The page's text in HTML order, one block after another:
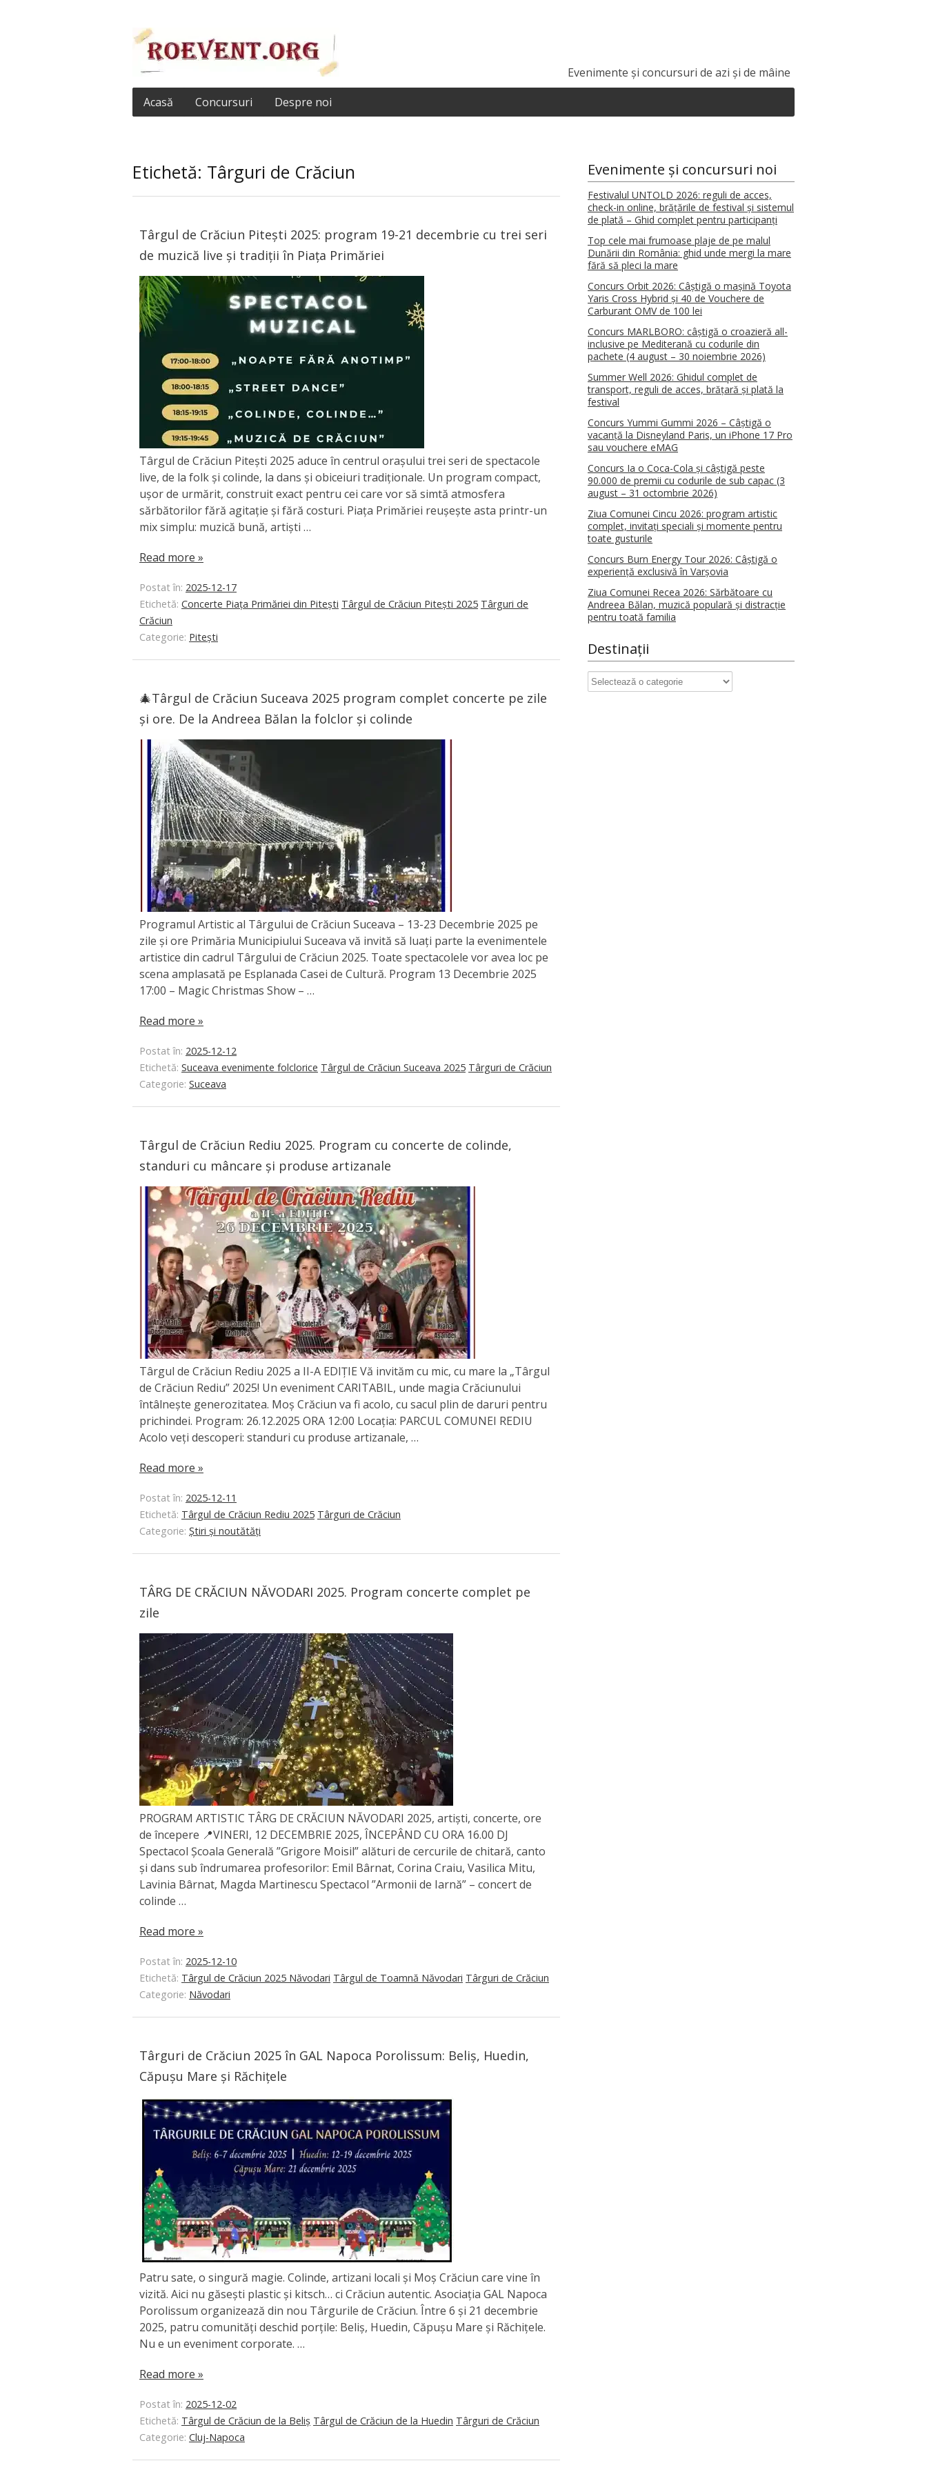
Evenimente și concursuri de azi și de mâine
Acasă
Concursuri Despre noi
Etichetă: Târguri de Crăciun
Târgul de Crăciun Pitești 2025: program 19-21 decembrie cu trei seri
de muzică live și tradiții în Piața Primăriei
Târgul de Crăciun Pitești 2025 aduce în centrul orașului trei seri de spectacole
live, de la folk și colinde, la dans și obiceiuri tradiționale. Un program compact,
ușor de urmărit, construit exact pentru cei care vor să simtă atmosfera
sărbătorilor fără agitație și fără costuri. Piața Primăriei reușește asta printr-un
mix simplu: muzică bună, artiști …
Read more »
Postat în: 2025-12-17
Etichetă: Concerte Piața Primăriei din Pitești Târgul de Crăciun Pitești 2025 Târguri de
Crăciun
Categorie: Pitești
🎄Târgul de Crăciun Suceava 2025 program complet concerte pe zile
și ore. De la Andreea Bălan la folclor și colinde
Programul Artistic al Târgului de Crăciun Suceava – 13-23 Decembrie 2025 pe
zile și ore Primăria Municipiului Suceava vă invită să luați parte la evenimentele
artistice din cadrul Târgului de Crăciun 2025. Toate spectacolele vor avea loc pe
scena amplasată pe Esplanada Casei de Cultură. Program 13 Decembrie 2025
17:00 – Magic Christmas Show – …
Read more »
Postat în: 2025-12-12
Etichetă: Suceava evenimente folclorice Târgul de Crăciun Suceava 2025 Târguri de Crăciun
Categorie: Suceava
Târgul de Crăciun Rediu 2025. Program cu concerte de colinde,
standuri cu mâncare și produse artizanale
Târgul de Crăciun Rediu 2025 a II-A EDIȚIE Vă invităm cu mic, cu mare la „Târgul
de Crăciun Rediu” 2025! Un eveniment CARITABIL, unde magia Crăciunului
întâlnește generozitatea. Moș Crăciun va fi acolo, cu sacul plin de daruri pentru
prichindei. Program: 26.12.2025 ORA 12:00 Locația: PARCUL COMUNEI REDIU
Acolo veți descoperi: standuri cu produse artizanale, …
Read more »
Postat în: 2025-12-11
Etichetă: Târgul de Crăciun Rediu 2025 Târguri de Crăciun
Categorie: Știri și noutătăți
TÂRG DE CRĂCIUN NĂVODARI 2025. Program concerte complet pe
zile
PROGRAM ARTISTIC TÂRG DE CRĂCIUN NĂVODARI 2025, artiști, concerte, ore
de începere 📍VINERI, 12 DECEMBRIE 2025, ÎNCEPÂND CU ORA 16.00 DJ
Spectacol Școala Generală ”Grigore Moisil” alături de cercurile de chitară, canto
și dans sub îndrumarea profesorilor: Emil Bârnat, Corina Craiu, Vasilica Mitu,
Lavinia Bârnat, Magda Martinescu Spectacol ”Armonii de Iarnă” – concert de
colinde …
Read more »
Postat în: 2025-12-10
Etichetă: Târgul de Crăciun 2025 Năvodari Târgul de Toamnă Năvodari Târguri de Crăciun
Categorie: Năvodari
Târguri de Crăciun 2025 în GAL Napoca Porolissum: Beliș, Huedin,
Căpușu Mare și Răchițele
Patru sate, o singură magie. Colinde, artizani locali și Moș Crăciun care vine în
vizită. Aici nu găsești plastic și kitsch… ci Crăciun autentic. Asociația GAL Napoca
Porolissum organizează din nou Târgurile de Crăciun. Între 6 și 21 decembrie
2025, patru comunități deschid porțile: Beliș, Huedin, Căpușu Mare și Răchițele.
Nu e un eveniment corporate. …
Read more »
Postat în: 2025-12-02
Etichetă: Târgul de Crăciun de la Beliș Târgul de Crăciun de la Huedin Târguri de Crăciun
Categorie: Cluj-Napoca
Evenimente și concursuri noi
Festivalul UNTOLD 2026: reguli de acces,
check-in online, brățările de festival și sistemul
de plată – Ghid complet pentru participanți
Top cele mai frumoase plaje de pe malul
Dunării din România: ghid unde mergi la mare
fără să pleci la mare
Concurs Orbit 2026: Câștigă o mașină Toyota
Yaris Cross Hybrid și 40 de Vouchere de
Carburant OMV de 100 lei
Concurs MARLBORO: câștigă o croazieră all-
inclusive pe Mediterană cu codurile din
pachete (4 august – 30 noiembrie 2026)
Summer Well 2026: Ghidul complet de
transport, reguli de acces, brățară și plată la
festival
Concurs Yummi Gummi 2026 – Câștigă o
vacanță la Disneyland Paris, un iPhone 17 Pro
sau vouchere eMAG
Concurs Ia o Coca-Cola și câștigă peste
90.000 de premii cu codurile de sub capac (3
august – 31 octombrie 2026)
Ziua Comunei Cincu 2026: program artistic
complet, invitați speciali și momente pentru
toate gusturile
Concurs Burn Energy Tour 2026: Câștigă o
experiență exclusivă în Varșovia
Ziua Comunei Recea 2026: Sărbătoare cu
Andreea Bălan, muzică populară și distracție
pentru toată familia
Destinații
Destinații